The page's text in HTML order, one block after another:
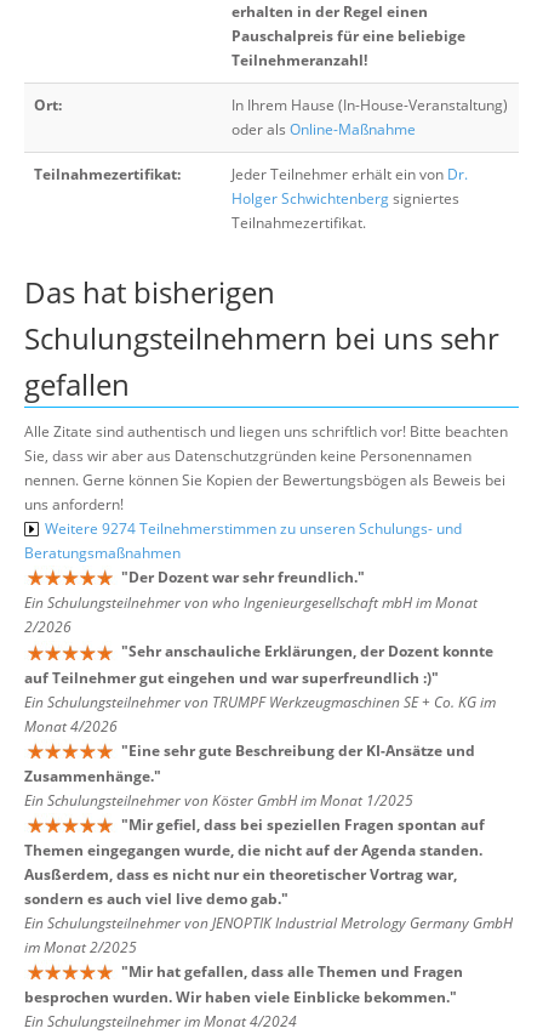
erhalten in der Regel einen
Pauschalpreis für eine beliebige
Teilnehmeranzahl!
Ort:
In Ihrem Hause (In-House-Veranstaltung)
oder als Online-Maßnahme
Teilnahmezertifikat: Jeder Teilnehmer erhält ein von Dr.
Holger Schwichtenbergsigniertes
Teilnahmezertifikat.
Das hat bisherigen
Schulungsteilnehmern bei uns sehr
gefallen
Alle Zitate sind authentisch und liegen uns schriftlich vor! Bitte beachten
Sie, dass wir aber aus Datenschutzgründen keine Personennamen
nennen. Gerne können Sie Kopien der Bewertungsbögen als Beweis bei
uns anfordern!
Weitere 9274 Teilnehmerstimmen zu unseren Schulungs- und
Beratungsmaßnahmen
"Der Dozent war sehr freundlich."
Ein Schulungsteilnehmer von who Ingenieurgesellschaft mbH im Monat
2/2026
"Sehr anschauliche Erklärungen, der Dozent konnte
auf Teilnehmer gut eingehen und war superfreundlich :)"
Ein Schulungsteilnehmer von TRUMPF Werkzeugmaschinen SE + Co. KG im
Monat 4/2026
"Eine sehr gute Beschreibung der KI-Ansätze und
Zusammenhänge."
Ein Schulungsteilnehmer von Köster GmbH im Monat 1/2025
"Mir gefiel, dass bei speziellen Fragen spontan auf
Themen eingegangen wurde, die nicht auf der Agenda standen.
Ausßerdem, dass es nicht nur ein theoretischer Vortrag war,
sondern es auch viel live demo gab."
Ein Schulungsteilnehmer von JENOPTIK Industrial Metrology Germany GmbH
im Monat 2/2025
"Mir hat gefallen, dass alle Themen und Fragen
besprochen wurden. Wir haben viele Einblicke bekommen."
Ein Schulungsteilnehmer im Monat 4/2024